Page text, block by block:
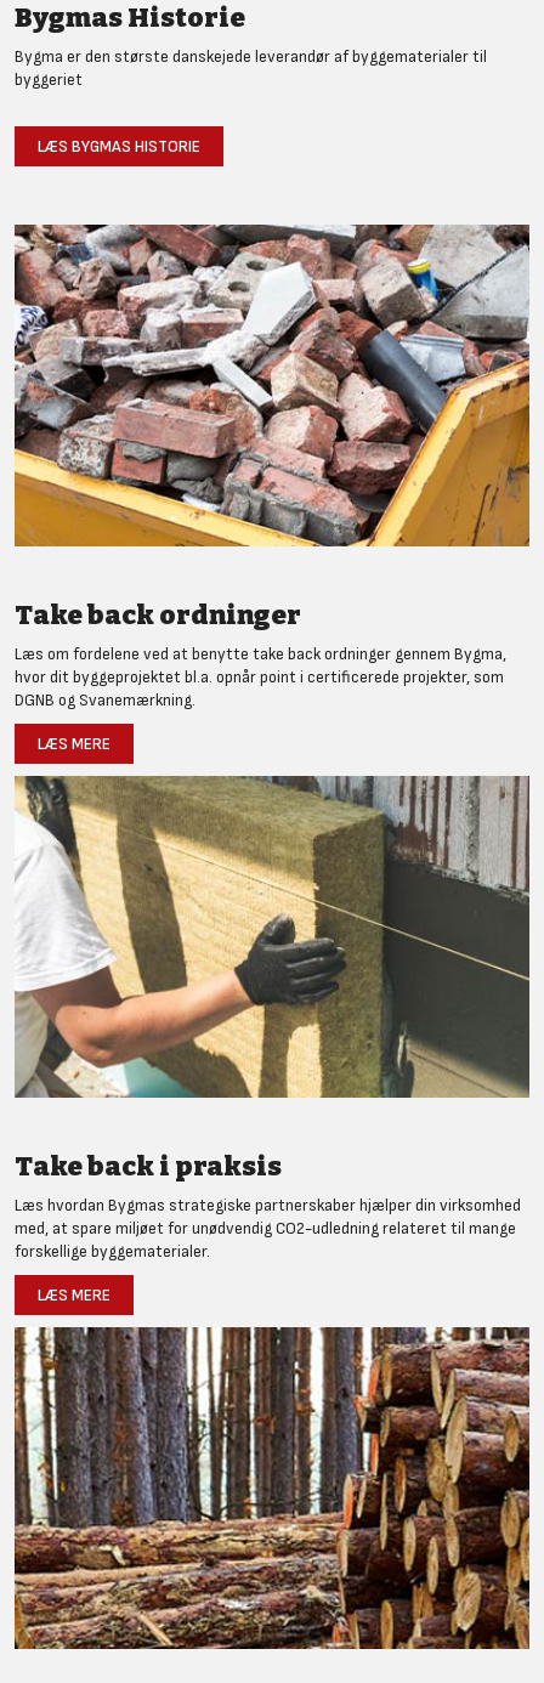
Bygmas Historie
Bygma er den største danskejede leverandør af byggematerialer til
byggeriet
LÆS BYGMAS HISTORIE
Take back ordninger
Læs om fordelene ved at benytte take back ordninger gennem Bygma,
hvor dit byggeprojektet bl.a. opnår point i certificerede projekter, som
DGNB og Svanemærkning.
LÆS MERE
Take back i praksis
Læs hvordan Bygmas strategiske partnerskaber hjælper din virksomhed
med, at spare miljøet for unødvendig CO2-udledning relateret til mange
forskellige byggematerialer.
LÆS MERE